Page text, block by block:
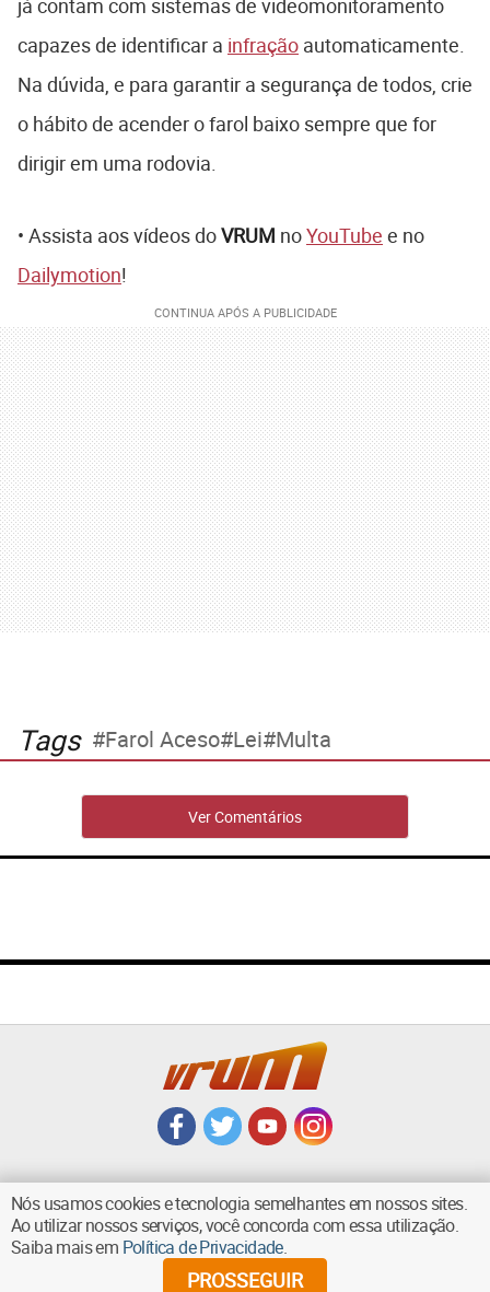
capazes de identificar a infração automaticamente.
Na dúvida, e para garantir a segurança de todos, crie
o hábito de acender o farol baixo sempre que for
dirigir em uma rodovia.
• Assista aos vídeos doVRUM noYouTube e no
Dailymotion!
Tags Farol Aceso Lei Multa
Ver Comentários
VOLTAR AO TOPO
Nós usamos cookies e tecnologia semelhantes em nossos sites.
Ao utilizar nossos serviços, você concorda com essa utilização.
Saiba mais em Política de Privacidade.
PROSSEGUIR